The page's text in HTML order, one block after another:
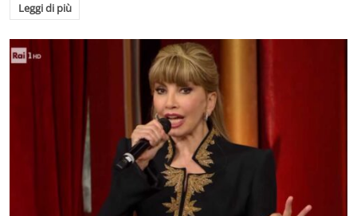
Leggi di più